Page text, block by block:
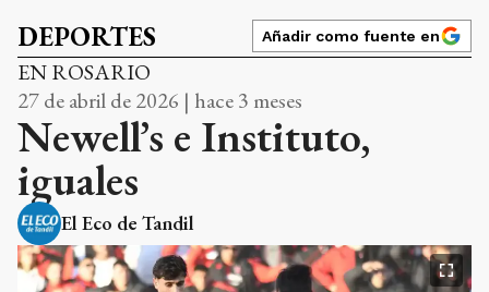
DEPORTES Añadir como fuente en
EN ROSARIO
27 de abril de 2026 | hace 3 meses
Newell’s e Instituto,
iguales
El Eco de Tandil